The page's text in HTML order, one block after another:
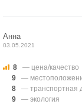
Анна
03.05.2021
8
— цена/качество
9
—
8
— транспортная
9
— экология